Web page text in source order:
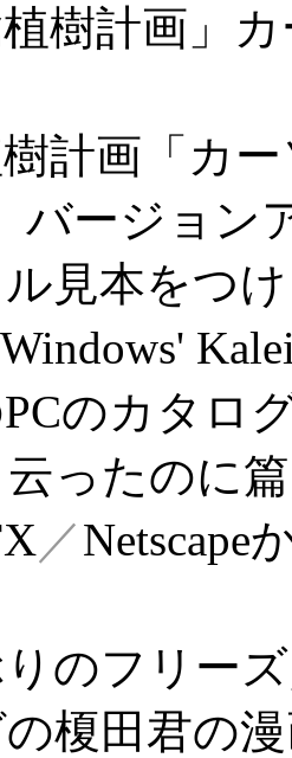
植樹計画」
樹計画「カ
」バージョン
ル見本をつ
PCのカタロ
ったのに篇
／Netscape
りのフリーズ
榎田君の